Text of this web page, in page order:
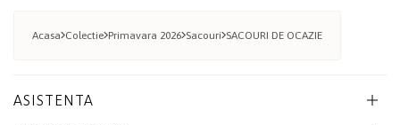
Acasa Colectie Primavara 2026 Sacouri SACOURI DE OCAZIE
ASISTENTA